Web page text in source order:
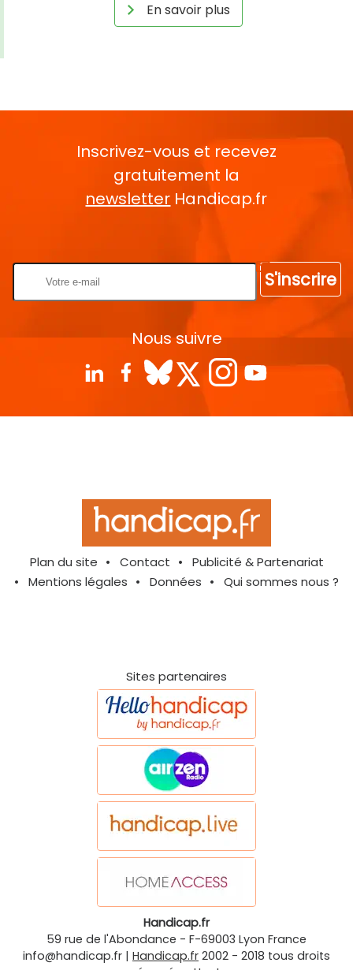
En savoir plus
Inscrivez-vous et recevez
gratuitement la
newsletter Handicap.fr
S'inscrire
Nous suivre
Plan du site Contact
Publicité & Partenariat
Mentions légales
Données Qui sommes nous ?
Sites partenaires
Handicap.fr
59 rue de l'Abondance - F-69003 Lyon France
info@handicap.fr | Handicap.fr 2002 - 2018 tous droits